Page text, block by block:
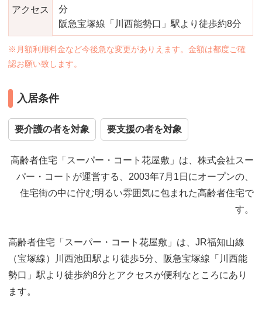
アクセス
分
阪急宝塚線「川西能勢口」駅より徒歩約8分
※月額利用料金など今後急な変更がありえます。金額は都度ご確
認お願い致します。
入居条件
要介護の者を対象 要支援の者を対象
高齢者住宅「スーパー・コート花屋敷」は、株式会社スー
パー・コートが運営する、2003年7月1日にオープンの、
住宅街の中に佇む明るい雰囲気に包まれた高齢者住宅で
す。
高齢者住宅「スーパー・コート花屋敷」は、JR福知山線
（宝塚線）川西池田駅より徒歩5分、阪急宝塚線「川西能
勢口」駅より徒歩約8分とアクセスが便利なところにあり
ます。